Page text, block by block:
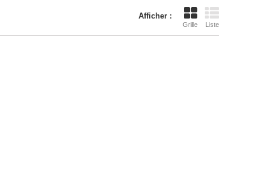
Afficher :
Grille Liste